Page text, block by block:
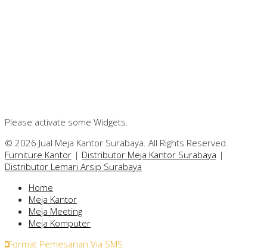
Please activate some Widgets.
© 2026 Jual Meja Kantor Surabaya. All Rights Reserved.
Furniture Kantor | Distributor Meja Kantor Surabaya |
Distributor Lemari Arsip Surabaya
Home
Meja Kantor
Meja Meeting
Meja Komputer
Format Pemesanan Via SMS